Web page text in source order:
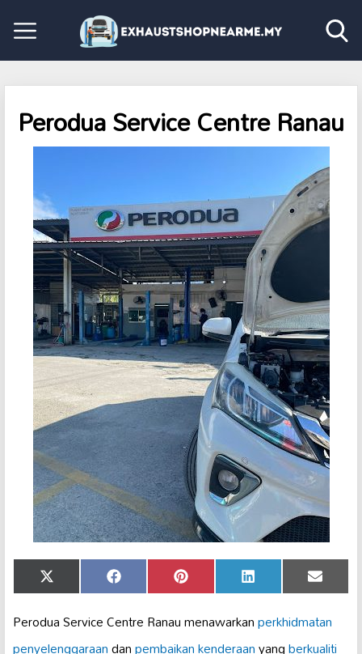
Perodua Service Centre Ranau
Share
on
X
(Twitter)
Share
on
Facebook Share
on
Pinterest Share
on
LinkedIn Share
on
Email
Perodua Service Centre Ranau menawarkanperkhidmatan
penyelenggaraandanpembaikan kenderaanyangberkualiti